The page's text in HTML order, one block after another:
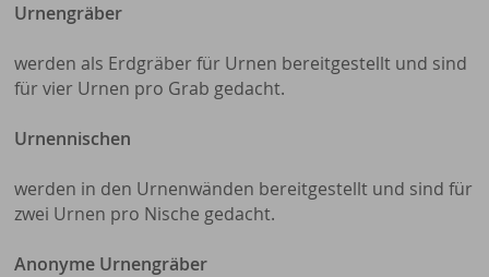
Urnengräber
werden als Erdgräber für Urnen bereitgestellt und sind
für vier Urnen pro Grab gedacht.
Urnennischen
werden in den Urnenwänden bereitgestellt und sind für
zwei Urnen pro Nische gedacht.
Anonyme Urnengräber